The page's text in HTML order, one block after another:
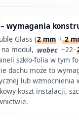
– wymagania
Glass (2 mm +2
na moduł, wobec ~22–
szkło-folia w tym
dachu może to
lub wzmocnienia
koszt instalacji,